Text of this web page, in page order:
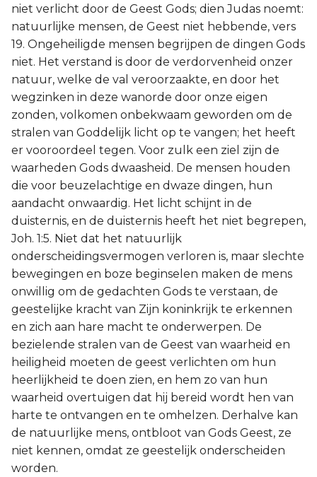
niet verlicht door de Geest Gods; dien Judas noemt:
natuurlijke mensen, de Geest niet hebbende, vers
19. Ongeheiligde mensen begrijpen de dingen Gods
niet. Het verstand is door de verdorvenheid onzer
natuur, welke de val veroorzaakte, en door het
wegzinken in deze wanorde door onze eigen
zonden, volkomen onbekwaam geworden om de
stralen van Goddelijk licht op te vangen; het heeft
er vooroordeel tegen. Voor zulk een ziel zijn de
waarheden Gods dwaasheid. De mensen houden
die voor beuzelachtige en dwaze dingen, hun
aandacht onwaardig. Het licht schijnt in de
duisternis, en de duisternis heeft het niet begrepen,
Joh. 1:5. Niet dat het natuurlijk
onderscheidingsvermogen verloren is, maar slechte
bewegingen en boze beginselen maken de mens
onwillig om de gedachten Gods te verstaan, de
geestelijke kracht van Zijn koninkrijk te erkennen
en zich aan hare macht te onderwerpen. De
bezielende stralen van de Geest van waarheid en
heiligheid moeten de geest verlichten om hun
heerlijkheid te doen zien, en hem zo van hun
waarheid overtuigen dat hij bereid wordt hen van
harte te ontvangen en te omhelzen. Derhalve kan
de natuurlijke mens, ontbloot van Gods Geest, ze
niet kennen, omdat ze geestelijk onderscheiden
worden.